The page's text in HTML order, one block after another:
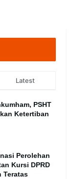
Latest
PSHT
Ketertiban
Perolehan
Kursi DPRD
Teratas